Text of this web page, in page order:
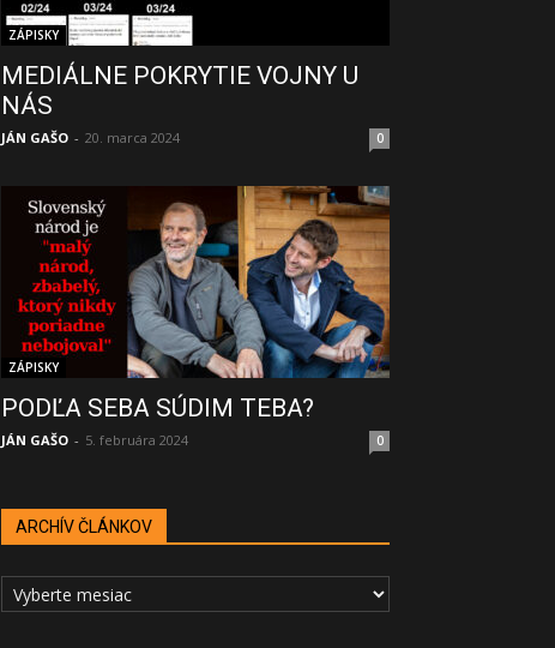
ZÁPISKY
MEDIÁLNE POKRYTIE VOJNY U
NÁS
JÁN GAŠO - 20. marca 2024 0
ZÁPISKY
PODĽA SEBA SÚDIM TEBA?
JÁN GAŠO - 5. februára 2024 0
ARCHÍV ČLÁNKOV
ARCHÍV
ČLÁNKOV